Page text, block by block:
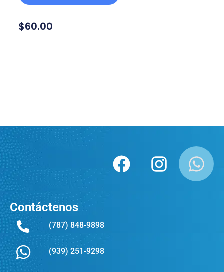
$60.00
Contáctenos
(787) 848-9898
(939) 251-9298